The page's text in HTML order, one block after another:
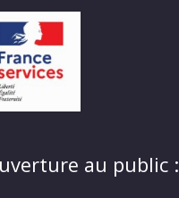
au public :